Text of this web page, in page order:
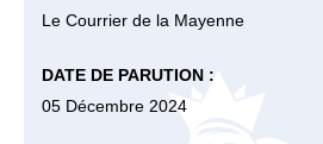
Le Courrier de la Mayenne
DATE DE PARUTION :
05 Décembre 2024